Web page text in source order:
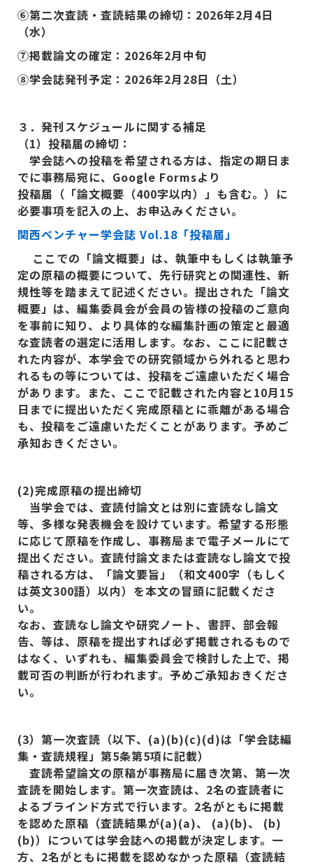
⑥第二次査読・査読結果の締切：2026年2月4日
（水）
⑦掲載論文の確定：2026年2月中旬
⑧学会誌発刊予定：2026年2月28日（土）
３．発刊スケジュールに関する補足
（1）投稿届の締切：
学会誌への投稿を希望される方は、指定の期日ま
でに事務局宛に、Google Formsより
投稿届（「論文概要（400字以内）」も含む。）に
必要事項を記入の上、お申込みください。
関西ベンチャー学会誌 Vol.18「投稿届」
ここでの「論文概要」は、執筆中もしくは執筆予
定の原稿の概要について、先行研究との関連性、新
規性等を踏まえて記述ください。提出された「論文
概要」は、編集委員会が会員の皆様の投稿のご意向
を事前に知り、より具体的な編集計画の策定と最適
な査読者の選定に活用します。なお、ここに記載さ
れた内容が、本学会での研究領域から外れると思わ
れるもの等については、投稿をご遠慮いただく場合
があります。また、ここで記載された内容と10月15
日までに提出いただく完成原稿とに乖離がある場合
も、投稿をご遠慮いただくことがあります。予めご
承知おきください。
(2)完成原稿の提出締切
当学会では、査読付論文とは別に査読なし論文
等、多様な発表機会を設けています。希望する形態
に応じて原稿を作成し、事務局まで電子メールにて
提出ください。査読付論文または査読なし論文で投
稿される方は、「論文要旨」（和文400字（もしく
は英文300語）以内）を本文の冒頭に記載くださ
い。
なお、査読なし論文や研究ノート、書評、部会報
告、等は、原稿を提出すれば必ず掲載されるもので
はなく、いずれも、編集委員会で検討した上で、掲
載可否の判断が行われます。予めご承知おきくださ
い。
(3）第一次査読（以下、(a)(b)(c)(d)は「学会誌編
集・査読規程」第5条第5項に記載）
査読希望論文の原稿が事務局に届き次第、第一次
査読を開始します。第一次査読は、2名の査読者に
よるブラインド方式で行います。2名がともに掲載
を認めた原稿（査読結果が(a)(a)、 (a)(b)、 (b)
(b)）については学会誌への掲載が決定します。一
方、2名がともに掲載を認めなかった原稿（査読結